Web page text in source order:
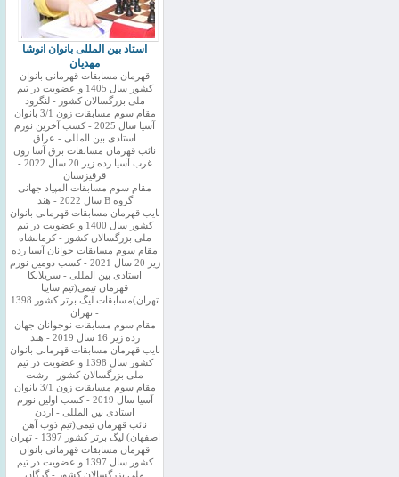
استاد بین المللی بانوان انوشا
مهدیان
قهرمان مسابقات قهرمانی بانوان
کشور سال 1405 و عضویت در تیم
ملی بزرگسالان کشور - لنگرود
مقام سوم مسابقات زون 3/1 بانوان
آسیا سال 2025 - کسب آخرین نورم
استادی بین المللی - عراق
نائب قهرمان مسابقات برق آسا زون
غرب آسیا رده زیر 20 سال 2022 -
قرقیزستان
مقام سوم مسابقات المپیاد جهانی
گروه B سال 2022 - هند
نایب قهرمان مسابقات قهرمانی بانوان
کشور سال 1400 و عضویت در تیم
ملی بزرگسالان کشور - کرمانشاه
مقام سوم مسابقات جوانان آسیا رده
زیر 20 سال 2021 - کسب دومین نورم
استادی بین المللی - سریلانکا
قهرمان تیمی(تیم سایپا
تهران)مسابقات لیگ برتر کشور 1398
- تهران
مقام سوم مسابقات نوجوانان جهان
رده زیر 16 سال 2019 - هند
نایب قهرمان مسابقات قهرمانی بانوان
کشور سال 1398 و عضویت در تیم
ملی بزرگسالان کشور - رشت
مقام سوم مسابقات زون 3/1 بانوان
آسیا سال 2019 - کسب اولین نورم
استادی بین المللی - اردن
نائب قهرمان تیمی(تیم ذوب آهن
اصفهان) لیگ برتر کشور 1397 - تهران
قهرمان مسابقات قهرمانی بانوان
کشور سال 1397 و عضویت در تیم
ملی بزرگسالان کشور - گرگان